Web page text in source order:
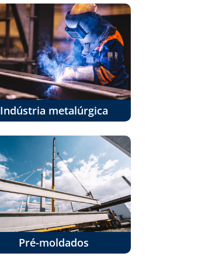
Indústria metalúrgica
Pré-moldados